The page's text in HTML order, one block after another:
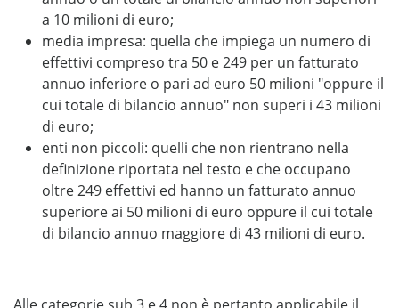
a 10 milioni di euro;
media impresa: quella che impiega un numero di
effettivi compreso tra 50 e 249 per un fatturato
annuo inferiore o pari ad euro 50 milioni "oppure il
cui totale di bilancio annuo" non superi i 43 milioni
di euro;
enti non piccoli: quelli che non rientrano nella
definizione riportata nel testo e che occupano
oltre 249 effettivi ed hanno un fatturato annuo
superiore ai 50 milioni di euro oppure il cui totale
di bilancio annuo maggiore di 43 milioni di euro.